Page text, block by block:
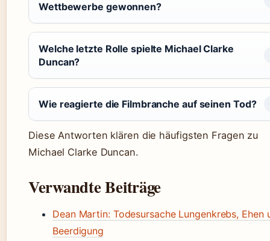
Wettbewerbe gewonnen?
Welche letzte Rolle spielte Michael Clarke
Duncan?
Wie reagierte die Filmbranche auf seinen Tod?
Diese Antworten klären die häufigsten Fragen zu
Michael Clarke Duncan.
Verwandte Beiträge
Dean Martin: Todesursache Lungenkrebs, Ehen
Beerdigung